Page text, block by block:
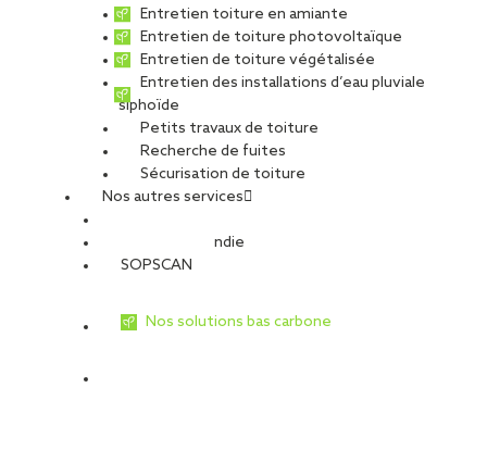
Entretien toiture en amiante
Entretien de toiture photovoltaïque
Entretien de toiture végétalisée
Entretien des installations d’eau pluviale
siphoïde
Petits travaux de toiture
Recherche de fuites
Sécurisation de toiture
Nos autres services
Sécurité Incendie
SOPSCAN
Nos solutions bas carbone
En complément, la toiture de 3 600 m² est équipée d’une
isolation acoustique pour « absorber » le bruit des machines.
L’entreprise familiale a également décidé d’installer 362 panneaux
photovoltaïques. « Ils reposent sur 758 plots SOPRASOLAR FIX
EVO®. Les modules fourniront deux tiers des besoins en
électricité du bâtiment industriel », détaille Michel Guenneau,
chargé d’affaires de l’agence SOPREMA Entreprises de Quimper.
Ce chantier a été parfaitement maîtrisé grâce à la synergie entre
les équipes de l’agence finistérienne, BLUETEK® et
SOPRASOLAR®. La nouvelle usine ouvrira ses portes début 2019.
Maître d’oeuvre : Paul Ruelland / ALTIS Ingenierie